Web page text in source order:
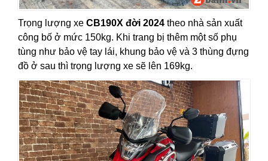
Trọng lượng xe CB190X đời 2024 theo nhà sản xuất
công bố ở mức 150kg. Khi trang bị thêm một số phụ
tùng như bảo vệ tay lái, khung bảo vệ và 3 thùng đựng
đồ ở sau thì trọng lượng xe sẽ lên 169kg.